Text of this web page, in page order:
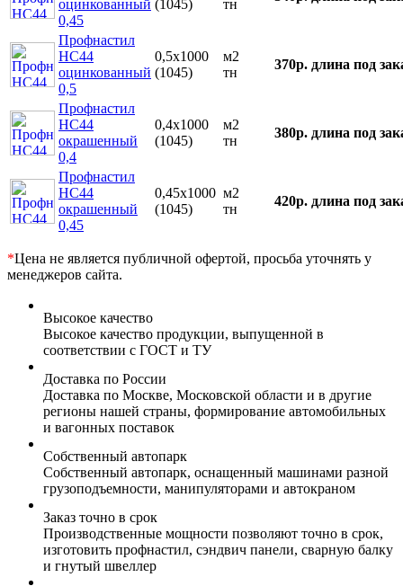
оцинкованный
0,45
(1045) тн
Профнастил
НС44
оцинкованный
0,5
0,5х1000
(1045)
м2
тн
370р. длина под
Профнастил
НС44
окрашенный
0,4
0,4х1000
(1045)
м2
тн
380р. длина под
Профнастил
НС44
окрашенный
0,45
0,45х1000
(1045)
м2
тн
420р. длина под
*Цена не является публичной офертой, просьба уточнять у
менеджеров сайта.
Высокое качество
Высокое качество продукции, выпущенной в
соответствии с ГОСТ и ТУ
Доставка по России
Доставка по Москве, Московской области и в другие
регионы нашей страны, формирование автомобильных
и вагонных поставок
Собственный автопарк
Собственный автопарк, оснащенный машинами разной
грузоподъемности, манипуляторами и автокраном
Заказ точно в срок
Производственные мощности позволяют точно в срок,
изготовить профнастил, сэндвич панели, сварную балку
и гнутый швеллер